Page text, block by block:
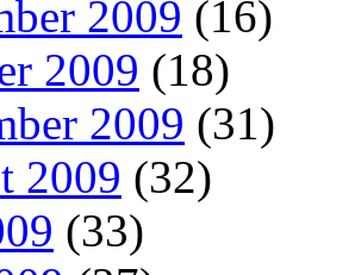
2009 (16)
2009 (18)
2009 (31)
2009 (32)
(33)